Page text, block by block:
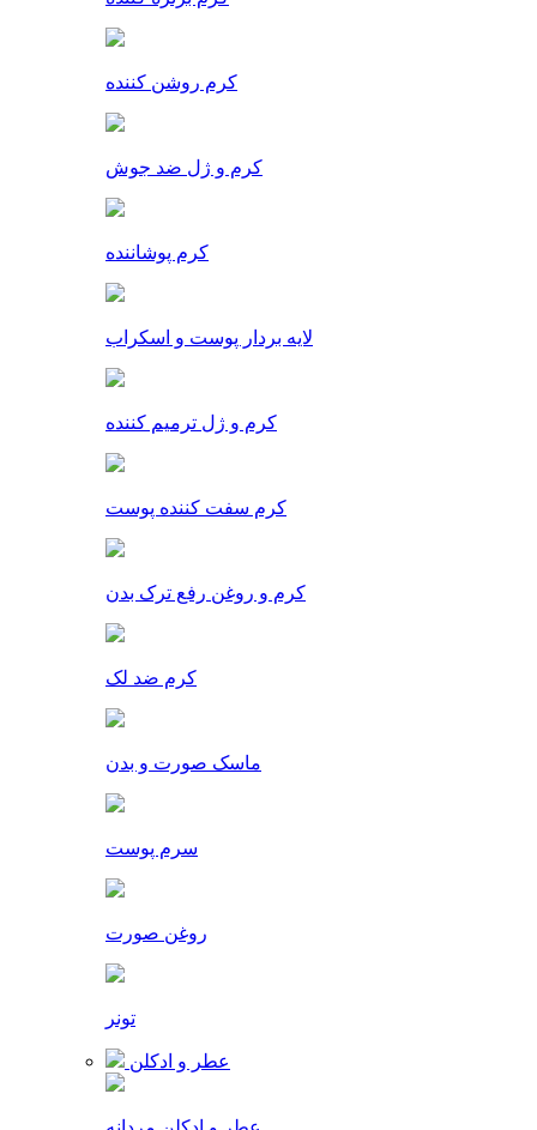
کرم روشن کننده
کرم و ژل ضد جوش
کرم پوشاننده
لایه بردار پوست و اسکراب
کرم و ژل ترمیم کننده
کرم سفت کننده پوست
کرم و روغن رفع ترک بدن
کرم ضد لک
ماسک صورت و بدن
سرم پوست
روغن صورت
تونر
عطر و ادکلن